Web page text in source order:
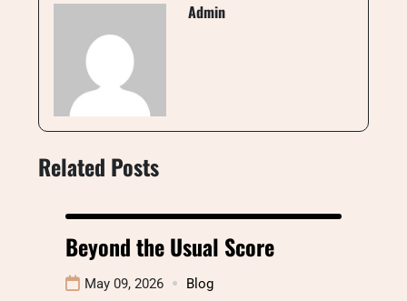
Admin
Related Posts
Beyond the Usual Score
May 09, 2026 Blog